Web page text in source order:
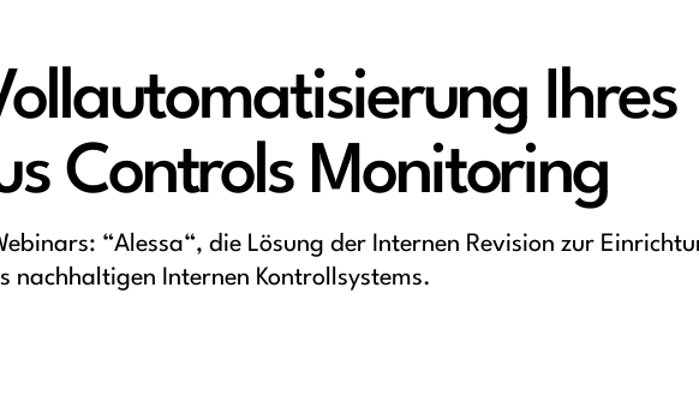
Ihres
Controls Monitoring
“Alessa“, die Lösung der Internen Revision zur
nachhaltigen Internen Kontrollsystems.